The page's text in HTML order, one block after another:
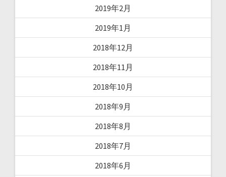
2019年2月
2019年1月
2018年12月
2018年11月
2018年10月
2018年9月
2018年8月
2018年7月
2018年6月